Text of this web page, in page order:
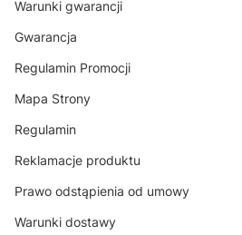
Warunki gwarancji
Gwarancja
Regulamin Promocji
Mapa Strony
Regulamin
Reklamacje produktu
Prawo odstąpienia od umowy
Warunki dostawy